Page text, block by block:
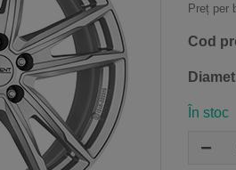
Preț per
Cod
În stoc